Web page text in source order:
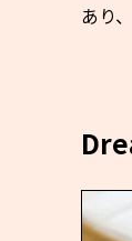
あり